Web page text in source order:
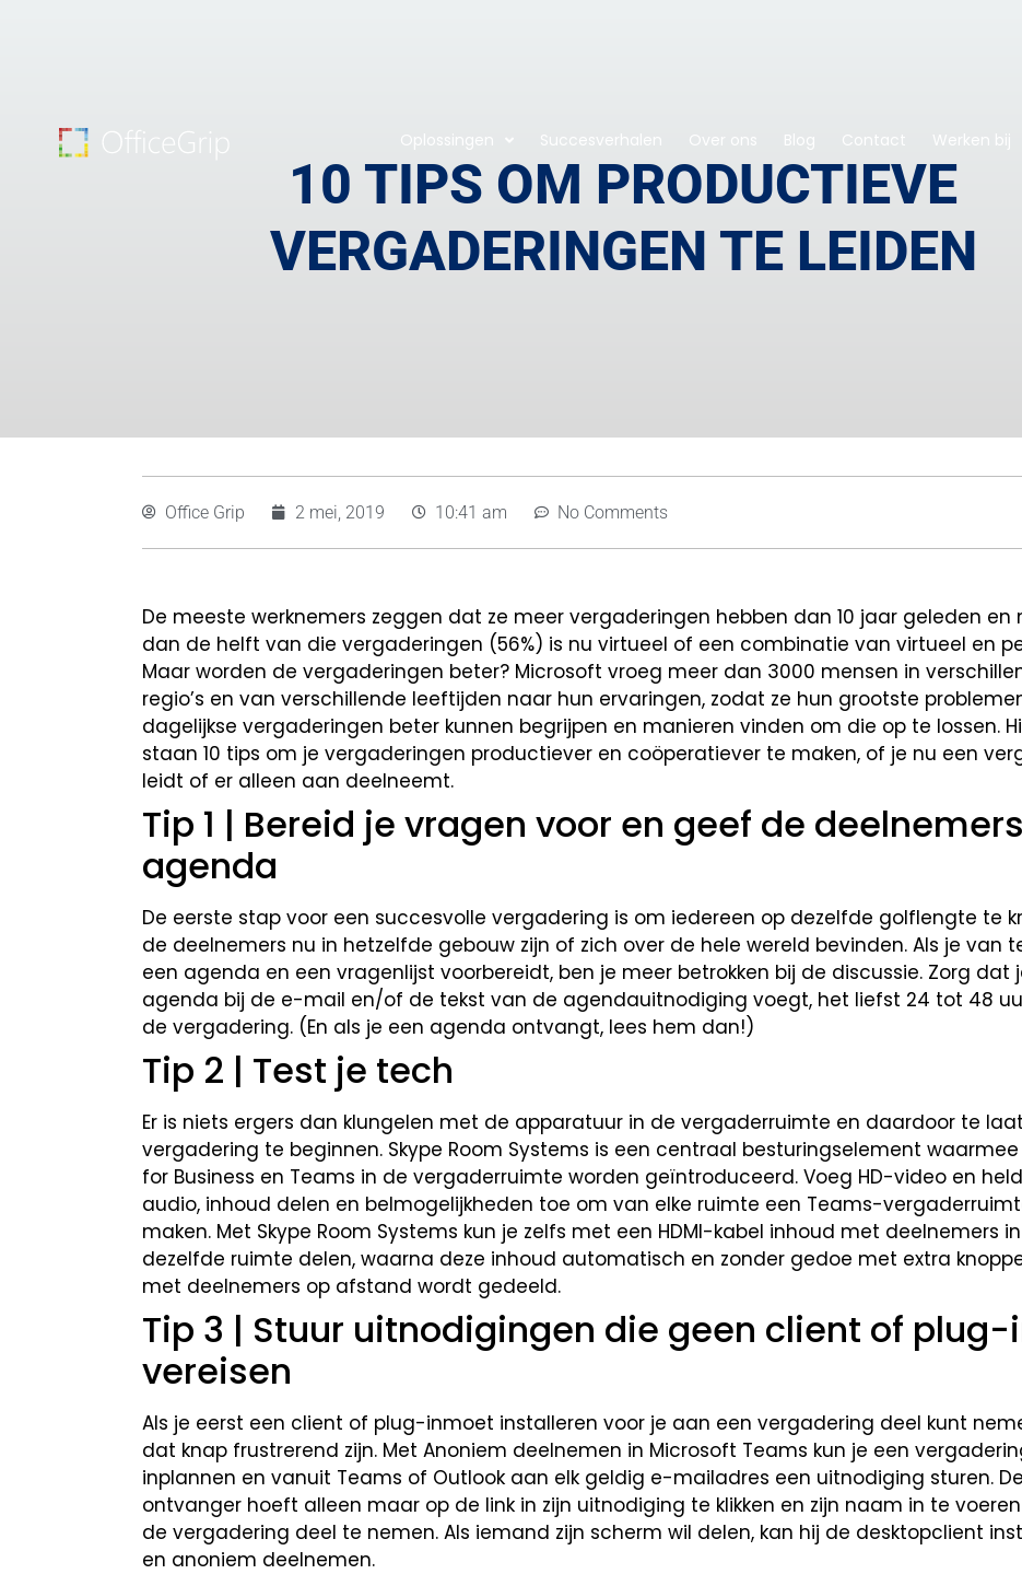
Oplossingen Succesverhalen Over ons Blog Contact Werken bij
10 TIPS OM PRODUCTIEVE
VERGADERINGEN TE LEIDEN
Office Grip 2 mei, 2019 10:41 am No Comments
De meeste werknemers zeggen dat ze meer vergaderingen hebben dan 10 jaar geleden en
dan de helft van die vergaderingen (56%) is nu virtueel of een combinatie van virtueel en
Maar worden de vergaderingen beter? Microsoft vroeg meer dan 3000 mensen in
regio’s en van verschillende leeftijden naar hun ervaringen, zodat ze hun grootste
dagelijkse vergaderingen beter kunnen begrijpen en manieren vinden om die op te lossen.
staan 10 tips om je vergaderingen productiever en coöperatiever te maken, of je nu een
leidt of er alleen aan deelneemt.
Tip 1 | Bereid je vragen voor en geef de
agenda
De eerste stap voor een succesvolle vergadering is om iedereen op dezelfde golflengte te
de deelnemers nu in hetzelfde gebouw zijn of zich over de hele wereld bevinden. Als je van
een agenda en een vragenlijst voorbereidt, ben je meer betrokken bij de discussie. Zorg dat
agenda bij de e-mail en/of de tekst van de agendauitnodiging voegt, het liefst 24 tot 48
de vergadering. (En als je een agenda ontvangt, lees hem dan!)
Tip 2 | Test je tech
Er is niets ergers dan klungelen met de apparatuur in de vergaderruimte en daardoor te
vergadering te beginnen. Skype Room Systems is een centraal besturingselement waarmee
for Business en Teams in de vergaderruimte worden geïntroduceerd. Voeg HD-video en
audio, inhoud delen en belmogelijkheden toe om van elke ruimte een Teams-
maken. Met Skype Room Systems kun je zelfs met een HDMI-kabel inhoud met deelnemers in
dezelfde ruimte delen, waarna deze inhoud automatisch en zonder gedoe met extra
met deelnemers op afstand wordt gedeeld.
Tip 3 | Stuur uitnodigingen die geen client of plug-
vereisen
Als je eerst een client of plug-inmoet installeren voor je aan een vergadering deel kunt
dat knap frustrerend zijn. Met Anoniem deelnemen in Microsoft Teams kun je een
inplannen en vanuit Teams of Outlook aan elk geldig e-mailadres een uitnodiging sturen. De
ontvanger hoeft alleen maar op de link in zijn uitnodiging te klikken en zijn naam in te
de vergadering deel te nemen. Als iemand zijn scherm wil delen, kan hij de desktopclient
en anoniem deelnemen.